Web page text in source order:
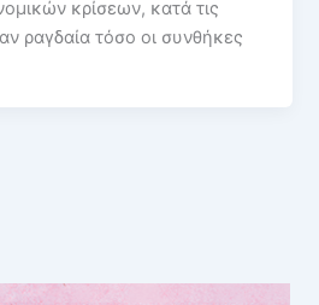
κρίσεων, κατά τις
ραγδαία τόσο οι συνθήκες